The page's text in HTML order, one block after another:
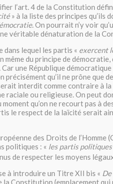
l’art. 4 de la Constitution
» à la liste des principes qu’ils
. On pourrait n’y voir
véritable dénaturation de la
dans lequel les partis « exercent
même du principe de
une République démocratique
qu’il ne prône que
interdit comme contraire à
raciale ou religieuse. On peut
qu’on ne recourt pas à
le respect de la laïcité serait
des Droits de l’Homme
politiques : « les partis
de respecter les moyens
à introduire un Titre XII bis «
la Constitution (emplacement